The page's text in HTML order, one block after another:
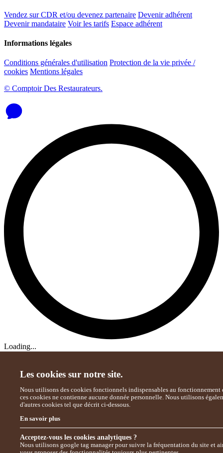
Les cookies sur notre site.
Nous utilisons des cookies fonctionnels indispensables au fonctionnement
ces cookies ne contienne aucune donnée personnelle. Nous utilisons
d'autres cookies tel que décrit ci-dessous.
En savoir plus
Acceptez-vous les cookies analytiques ?
Nous utilisons google tag manager pour suivre la fréquentation du site et
Vendez sur CDR et/ou devenez partenaire Devenir adhérent
Devenir mandataire Voir les tarifs Espace adhérent
Informations légales
Conditions générales d'utilisation Protection de la vie privée /
cookies Mentions légales
© Comptoir Des Restaurateurs.
Loading...